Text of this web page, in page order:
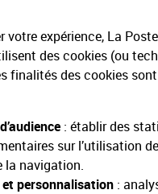
votre expérience, La
des cookies (ou
finalités des cookies
: établir des
sur l’utilisation
la navigation.
et personnalisation :
hors produits marketplace
Poste